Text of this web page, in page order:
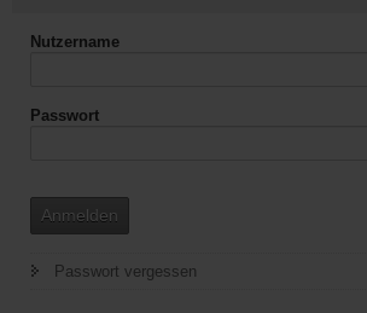
Nutzername
Passwort
Anmelden
Passwort vergessen